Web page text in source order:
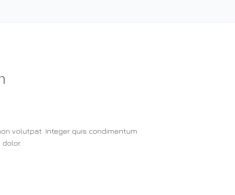
volutpat. Integer quis condimentum